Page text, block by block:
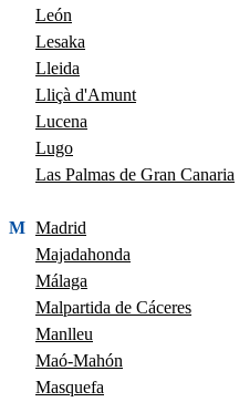
León
Lesaka
Lleida
Lliçà d'Amunt
Lucena
Lugo
Las Palmas de Gran Canaria
M Madrid
Majadahonda
Málaga
Malpartida de Cáceres
Manlleu
Maó-Mahón
Masquefa